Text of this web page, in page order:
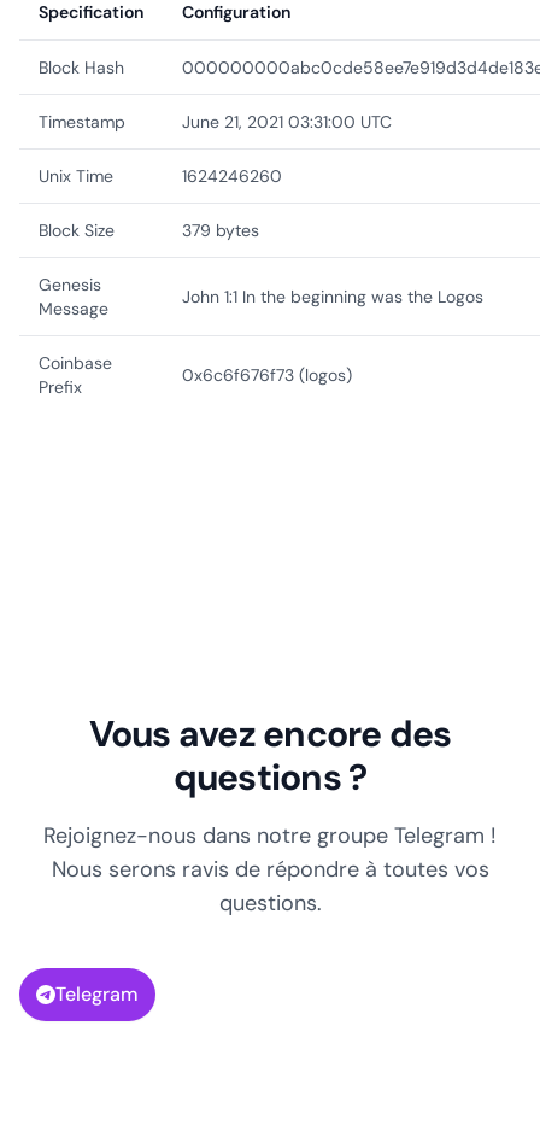
Specification Configuration
Block Hash
Timestamp June 21, 2021 03:31:00 UTC
Unix Time 1624246260
Block Size 379 bytes
Genesis
Message
John 1:1 In the beginning was the Logos
Coinbase
Prefix
0x6c6f676f73 (logos)
Vous avez encore des
questions ?
Rejoignez-nous dans notre groupe Telegram !
Nous serons ravis de répondre à toutes vos
questions.
Telegram